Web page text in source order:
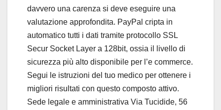
davvero una carenza si deve eseguire una
valutazione approfondita. PayPal cripta in
automatico tutti i dati tramite protocollo SSL
Secur Socket Layer a 128bit, ossia il livello di
sicurezza più alto disponibile per l’e commerce.
Segui le istruzioni del tuo medico per ottenere i
migliori risultati con questo composto attivo.
Sede legale e amministrativa Via Tucidide, 56